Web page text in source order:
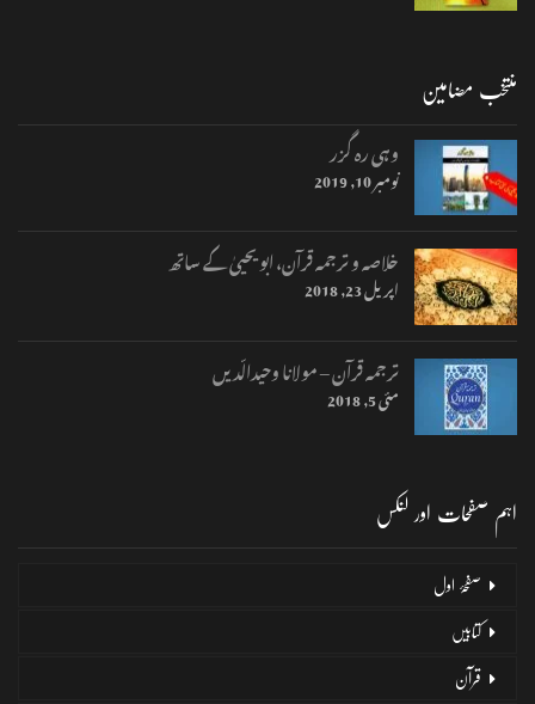
منتخب مضامین
وہی رہ گزر
نومبر 10, 2019
خلاصہ و ترجمہ قرآن، ابو یحییٰ کے ساتھ
اپریل 23, 2018
ترجمہ قرآن – مولانا وحیدالّدیں
مئی 5, 2018
اہم صفحات اور لنکس
صفحۂ اول
کتابیں
قرآن